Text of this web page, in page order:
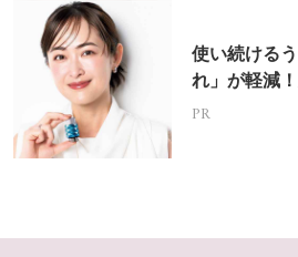
使い続ける
れ」が軽減
PR